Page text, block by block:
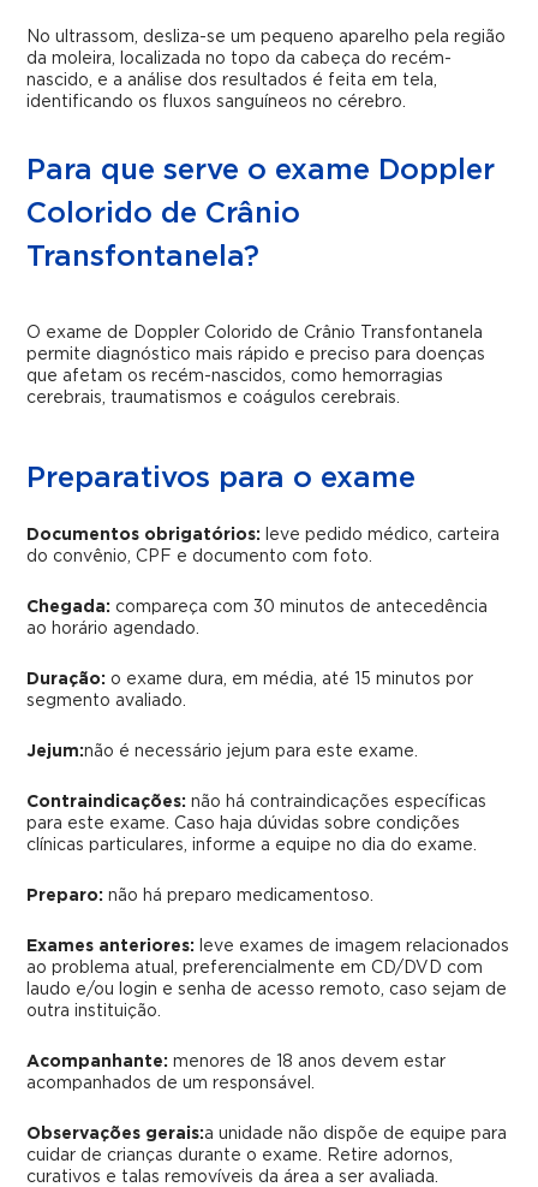
No ultrassom, desliza-se um pequeno aparelho pela região
da moleira, localizada no topo da cabeça do recém-
nascido, e a análise dos resultados é feita em tela,
identificando os fluxos sanguíneos no cérebro.
Para que serve o exame Doppler
Colorido de Crânio
Transfontanela?
O exame de Doppler Colorido de Crânio Transfontanela
permite diagnóstico mais rápido e preciso para doenças
que afetam os recém-nascidos, como hemorragias
cerebrais, traumatismos e coágulos cerebrais.
Preparativos para o exame
Documentos obrigatórios:
leve pedido médico, carteira
do convênio, CPF e documento com foto.
Chegada: compareça com 30 minutos de antecedência
ao horário agendado.
Duração: o exame dura, em média, até 15 minutos por
segmento avaliado.
Jejum:não é necessário jejum para este exame.
Contraindicações: não há contraindicações específicas
para este exame. Caso haja dúvidas sobre condições
clínicas particulares, informe a equipe no dia do exame.
Preparo:não há preparo medicamentoso.
Exames anteriores:
leve exames de imagem relacionados
ao problema atual, preferencialmente em CD/DVD com
laudo e/ou login e senha de acesso remoto, caso sejam de
outra instituição.
Acompanhante: menores de 18 anos devem estar
acompanhados de um responsável.
Observações gerais:a unidade não dispõe de equipe para
cuidar de crianças durante o exame. Retire adornos,
curativos e talas removíveis da área a ser avaliada.